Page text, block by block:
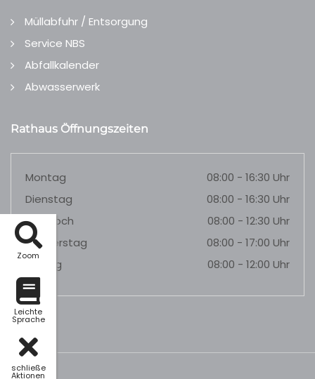
Zoom
Leichte
Sprache
schließe
Aktionen
Müllabfuhr / Entsorgung
Service NBS
Abfallkalender
Abwasserwerk
Rathaus Öffnungszeiten
Montag
08:00 - 16:30 Uhr
Dienstag
08:00 - 16:30 Uhr
Mittwoch
08:00 - 12:30 Uhr
Donnerstag
08:00 - 17:00 Uhr
Freitag
08:00 - 12:00 Uhr